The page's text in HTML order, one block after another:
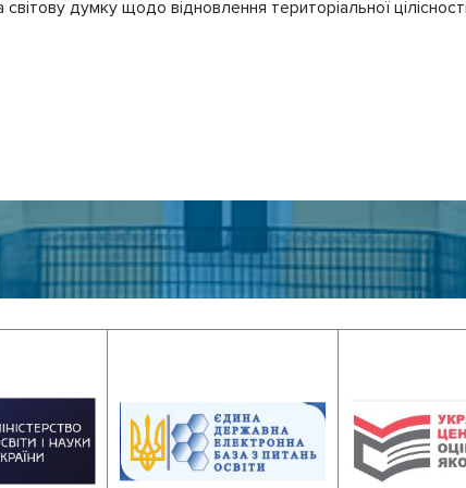
думку щодо відновлення територіальної